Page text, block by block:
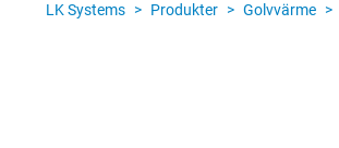
LK Systems är ledande i Norden inom
LK Systems > Produkter > Golvvärme >